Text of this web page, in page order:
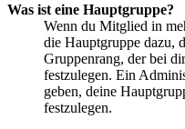
Was ist eine Hauptgruppe?
Wenn du Mitglied in
die Hauptgruppe dazu,
Gruppenrang, der bei
festzulegen. Ein
geben, deine
festzulegen.